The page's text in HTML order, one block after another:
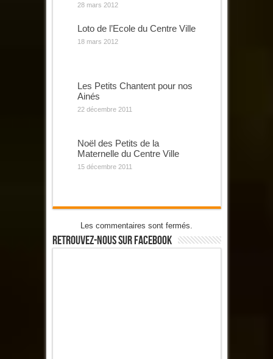
28 mars 2012
Loto de l’Ecole du Centre Ville
18 mars 2012
Les Petits Chantent pour nos
Ainés
22 décembre 2011
Noël des Petits de la
Maternelle du Centre Ville
15 décembre 2011
Les commentaires sont fermés.
Retrouvez-Nous Sur Facebook